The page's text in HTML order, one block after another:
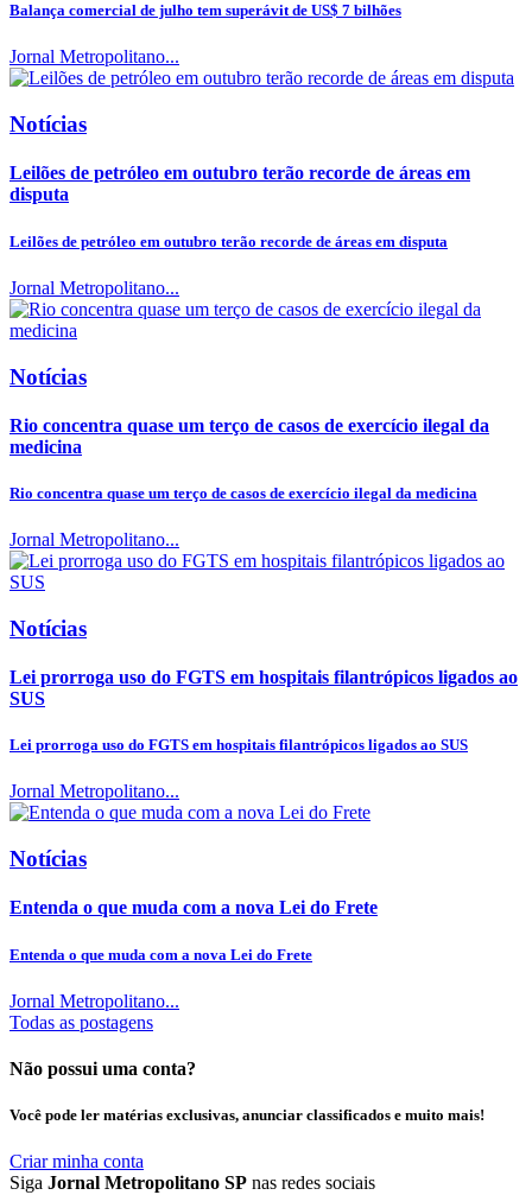
Balança comercial de julho tem superávit de US$ 7 bilhões
Jornal Metropolitano...
Notícias
Leilões de petróleo em outubro terão recorde de áreas em
disputa
Leilões de petróleo em outubro terão recorde de áreas em disputa
Jornal Metropolitano...
Notícias
Rio concentra quase um terço de casos de exercício ilegal da
medicina
Rio concentra quase um terço de casos de exercício ilegal da medicina
Jornal Metropolitano...
Notícias
Lei prorroga uso do FGTS em hospitais filantrópicos ligados ao
SUS
Lei prorroga uso do FGTS em hospitais filantrópicos ligados ao SUS
Jornal Metropolitano...
Notícias
Entenda o que muda com a nova Lei do Frete
Entenda o que muda com a nova Lei do Frete
Jornal Metropolitano...
Todas as postagens
Não possui uma conta?
Você pode ler matérias exclusivas, anunciar classificados e muito mais!
Criar minha conta
Siga Jornal Metropolitano SP nas redes sociais